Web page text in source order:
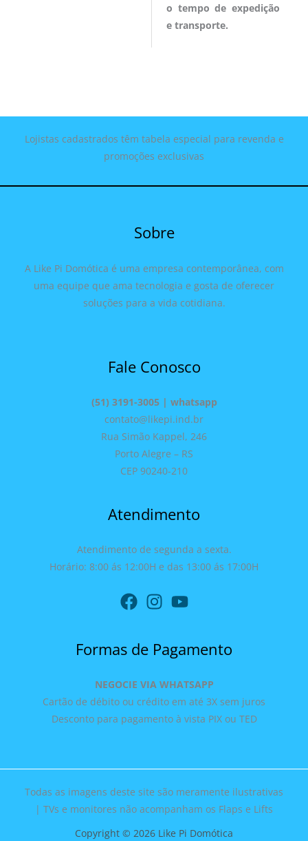
o tempo de expedição
e transporte.
Lojistas cadastrados têm tabela especial para revenda e
promoções exclusivas
Sobre
A Like Pi Domótica é uma empresa contemporânea, com
uma equipe que ama tecnologia e gosta de oferecer
soluções para a vida cotidiana.
Fale Conosco
(51) 3191-3005 | whatsapp
contato@likepi.ind.br
Rua Simão Kappel, 246
Porto Alegre – RS
CEP 90240-210
Atendimento
Atendimento de segunda a sexta.
Horário: 8:00 ás 12:00H e das 13:00 ás 17:00H
Formas de Pagamento
NEGOCIE VIA WHATSAPP
Cartão de débito ou crédito em até 3X sem juros
Desconto para pagamento à vista PIX ou TED
Todas as imagens deste site são meramente ilustrativas
| TVs e monitores não acompanham os Flaps e Lifts
Copyright © 2026 Like Pi Domótica